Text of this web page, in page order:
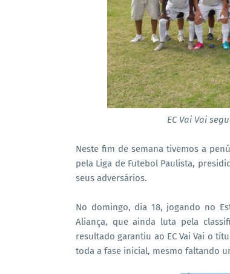
EC Vai Vai
Neste fim de semana tivemos a
pela Liga de Futebol Paulista,
seus adversários.
No domingo, dia 18, jogando no
Aliança, que ainda luta pela
resultado garantiu ao EC Vai Vai o
toda a fase inicial, mesmo faltando